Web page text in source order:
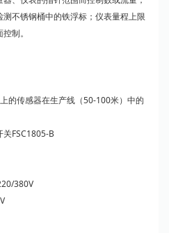
不锈钢桶中的铁浮标；仪表量程上限
制。
的传感器在生产线（50-100米）中的
FSC1805-B
380V